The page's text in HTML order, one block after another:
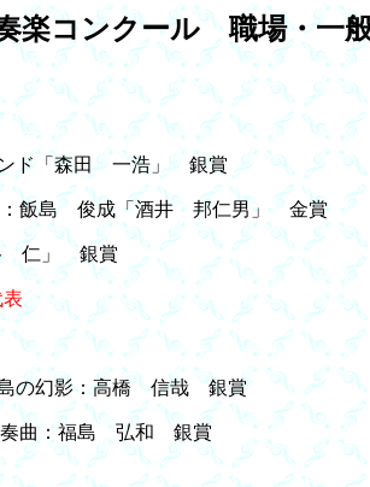
楽コンクール 職場・一
ド「森田 一浩」 銀賞
：飯島 俊成「酒井 邦仁男」 金賞
仁」 銀賞
の幻影：高橋 信哉 銀賞
奏曲：福島 弘和 銀賞